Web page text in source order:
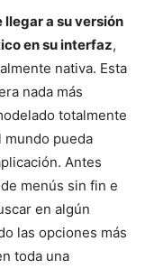
llegar a su versión
en su interfaz,
nativa. Esta
nada más
totalmente
mundo pueda
Antes
menús sin fin e
en algún
las opciones más
toda una